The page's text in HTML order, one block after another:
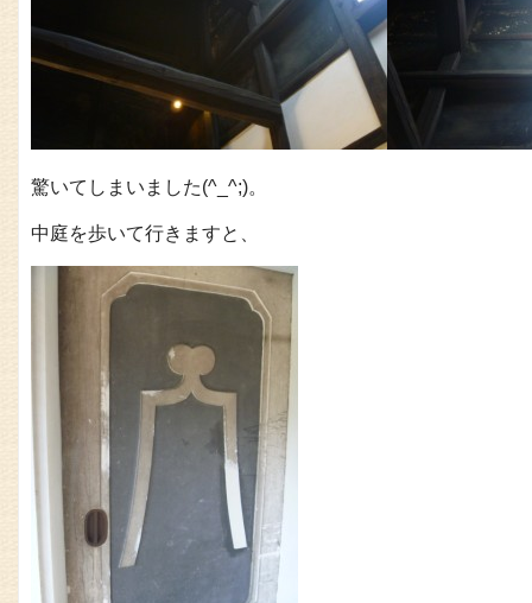
驚いてしまいました(^_^;)。
中庭を歩いて行きますと、